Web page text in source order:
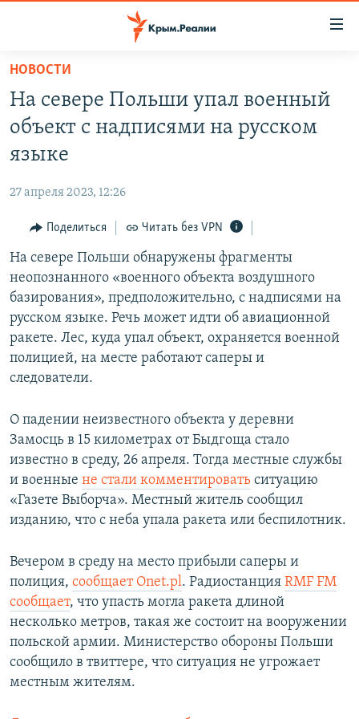
Вернуться
основному
содержанию
главной
навигации
Вернутся
поиску
СПЕЦПРОЕКТЫ
11 ЛЕТ ОККУПАЦИИ КРЫМА. 11 ИСТОРИЙ СОПРОТИВЛЕНИЯ
ЕЩЕ
ИНТЕРАКТИВ
ИНФОГРАФИКА
СОВЕТЫ ПРАВОЗАЩИТНИКОВ
ПРОПАВШИЕ БЕЗ ВЕСТИ
ПОБЕДИТЕЛЕЙ НЕ СУДЯТ?
УКРАИНСКАЯ ПРОБЛЕМА КРЫМА
РАДІО СВОБОДА
КАК ОБОЙТИ БЛОКИРОВКУ
Українською
Qırımtatar
ПРИСОЕДИНЯЙТЕСЬ!
Все сайты RFE/RL
НОВОСТИ
На севере Польши упал военный
объект с надписями на русском
языке
27 апреля 2023, 12:26
Поделиться Читать без VPN
На севере Польши обнаружены фрагменты
неопознанного «военного объекта воздушного
базирования», предположительно, с надписями на
русском языке. Речь может идти об авиационной
ракете. Лес, куда упал объект, охраняется военной
полицией, на месте работают саперы и
следователи.
О падении неизвестного объекта у деревни
Замосць в 15 километрах от Быдгоща стало
известно в среду, 26 апреля. Тогда местные службы
и военные не стали комментировать ситуацию
«Газете Выборча». Местный житель сообщил
изданию, что с неба упала ракета или беспилотник.
Вечером в среду на место прибыли саперы и
полиция, сообщает Onet.pl. Радиостанция RMF FM
сообщает, что упасть могла ракета длиной
несколько метров, такая же состоит на вооружении
польской армии. Министерство обороны Польши
сообщило в твиттере, что ситуация не угрожает
местным жителям.